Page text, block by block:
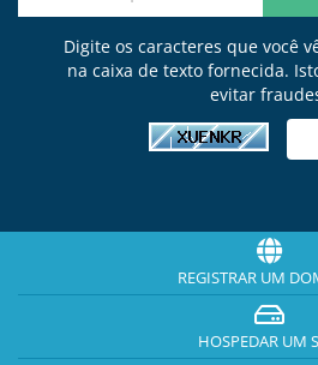
Digite os caracteres que você
na caixa de texto fornecida.
evitar
REGISTRAR UM
HOSPEDAR UM